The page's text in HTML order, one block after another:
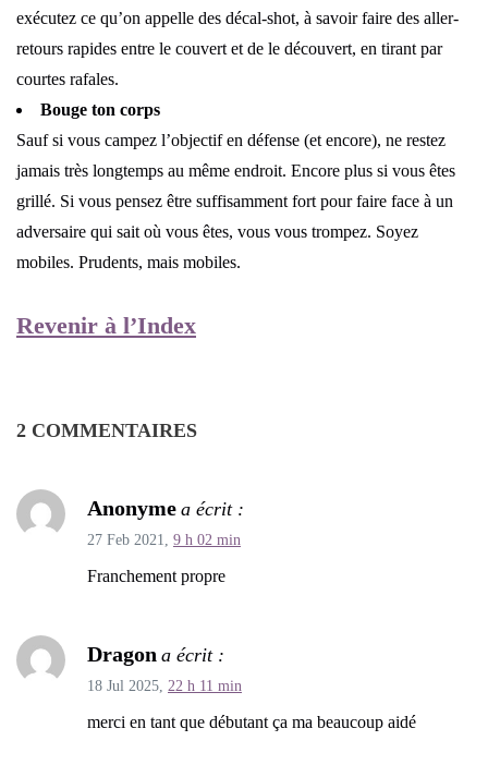
exécutez ce qu’on appelle des décal-shot, à savoir faire des aller-
retours rapides entre le couvert et de le découvert, en tirant par
courtes rafales.
Bouge ton corps
Sauf si vous campez l’objectif en défense (et encore), ne restez
jamais très longtemps au même endroit. Encore plus si vous êtes
grillé. Si vous pensez être suffisamment fort pour faire face à un
adversaire qui sait où vous êtes, vous vous trompez. Soyez
mobiles. Prudents, mais mobiles.
Revenir à l’Index
2 COMMENTAIRES
Anonyme a écrit :
27 Feb 2021, 9 h 02 min
Franchement propre
Dragon a écrit :
18 Jul 2025, 22 h 11 min
merci en tant que débutant ça ma beaucoup aidé